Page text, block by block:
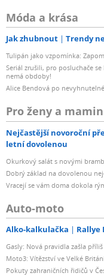
Móda a krása
Jak zhubnout Trendy
Tulipán jako vzpomínka:
Seriál zrušili, pro posluchače
nemá obdoby!
Alice Bendová po
Pro ženy a
Nejčastější novoroční
letní dovolenou
Okurkový salát s novými
Dobrý základ na dovolenou
Vracejí se vám doma dokola
Auto-moto
Alko-kalkulačka Rallye
Gasly: Nová pravidla zašla
Moto3: Vítězství ve Velké
Pokuty zahraničních řidičů v